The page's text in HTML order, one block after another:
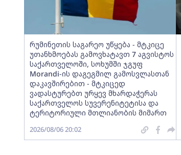
რუმინეთის საგარეო უწყება - მტკიცე
უთანხმოებას გამოვხატავთ 7 აგვისტოს
საქართველოში, სოხუმში ჯგუფ
Morandi-ის დაგეგმილ გამოსვლასთან
დაკავშირებით - მტკიცედ
ვადასტურებთ ურყევ მხარდაჭერას
საქართველოს სუვერენიტეტისა და
ტერიტორიული მთლიანობის მიმართ
2026/08/06 20:02